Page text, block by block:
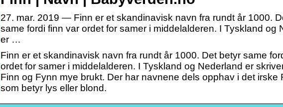
27. mar. 2019 — Finn er et skandinavisk navn fra rundt år 1000.
same fordi finn var ordet for samer i middelalderen. I Tyskland og
er …
Finn er et skandinavisk navn fra rundt år 1000. Det betyr same
ordet for samer i middelalderen. I Tyskland og Nederland er
Finn og Fynn mye brukt. Der har navnene dels opphav i det irske
som betyr lys eller blond.